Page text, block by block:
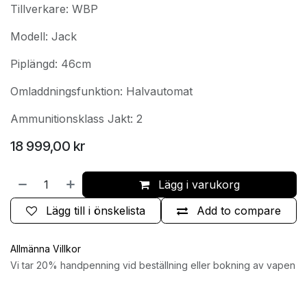
Tillverkare: WBP
Modell: Jack
Piplängd: 46cm
Omladdningsfunktion: Halvautomat
Ammunitionsklass Jakt: 2
18 999,00 kr
Lägg i varukorg
Add to compare
Lägg till i önskelista
Allmänna Villkor
Vi tar 20% handpenning vid beställning eller bokning av vapen